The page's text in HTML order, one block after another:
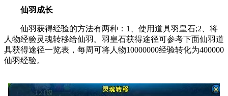
仙羽成长
仙羽获得经验的方法有两种：1、使用道具羽皇石;2、将
人物经验灵魂转移给仙羽。羽皇石获得途径可参考下面仙羽道
具获得途径一览表，每周可将人物10000000经验转化为400000
仙羽经验。